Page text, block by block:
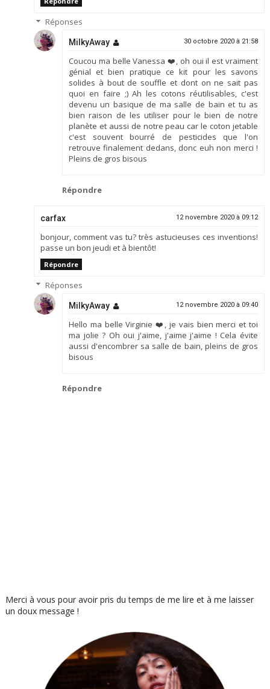
Réponses
MilkyAway 30 octobre 2020 à 21:58
Coucou ma belle Vanessa ❤️, oh oui il est vraiment
génial et bien pratique ce kit pour les savons
solides à bout de souffle et dont on ne sait pas
quoi en faire ;) Ah les cotons réutilisables, c'est
devenu un basique de ma salle de bain et tu as
bien raison de les utiliser pour le bien de notre
planète et aussi de notre peau car le coton jetable
c'est souvent bourré de pesticides que l'on
retrouve finalement dedans, donc euh non merci !
Pleins de gros bisous
Répondre
carfax 12 novembre 2020 à 09:12
bonjour, comment vas tu? très astucieuses ces inventions!
passe un bon jeudi et à bientôt!
Répondre
Réponses
MilkyAway 12 novembre 2020 à 09:40
Hello ma belle Virginie ❤️, je vais bien merci et toi
ma jolie ? Oh oui j'aime, j'aime j'aime ! Cela évite
aussi d'encombrer sa salle de bain, pleins de gros
bisous
Répondre
Merci à vous pour avoir pris du temps de me lire et à me laisser
un doux message !